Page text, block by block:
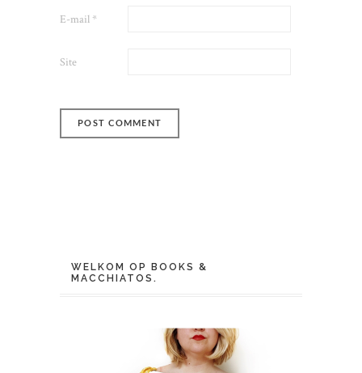
E-mail *
Site
WELKOM OP BOOKS &
MACCHIATOS.